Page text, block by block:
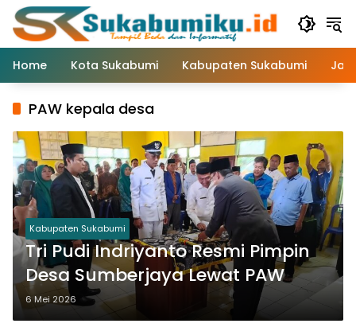
Langsung
konten
Home
Kota Sukabumi Kabupaten Sukabumi
PAW kepala desa
Kabupaten Sukabumi
Tri Pudi Indriyanto Resmi Pimpin
Desa Sumberjaya Lewat PAW
6 Mei 2026